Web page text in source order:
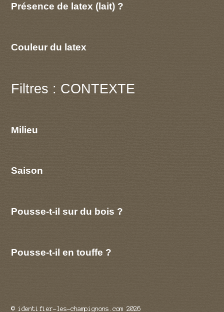
Présence de latex (lait) ?
Couleur du latex
Filtres : CONTEXTE
Milieu
Saison
Pousse-t-il sur du bois ?
Pousse-t-il en touffe ?
© identifier-les-champignons.com 2026